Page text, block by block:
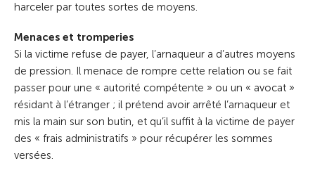
harceler par toutes sortes de moyens.
Menaces et tromperies
Si la victime refuse de payer, l’arnaqueur a d’autres moyens
de pression. Il menace de rompre cette relation ou se fait
passer pour une « autorité compétente » ou un « avocat »
résidant à l’étranger ; il prétend avoir arrêté l’arnaqueur et
mis la main sur son butin, et qu’il suffit à la victime de payer
des « frais administratifs » pour récupérer les sommes
versées.